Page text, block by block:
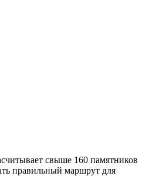
свыше 160 памятников
правильный маршрут для